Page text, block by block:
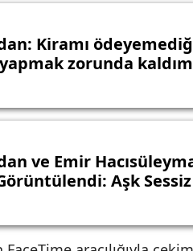
Kiramı
zorunda
ve Emir
Aşk Sessiz